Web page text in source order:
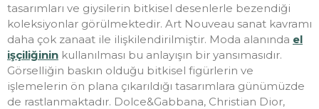
tasarımları ve giysilerin bitkisel desenlerle bezendiği
koleksiyonlar görülmektedir. Art Nouveau sanat kavramı
daha çok zanaat ile ilişkilendirilmiştir. Moda alanında el
işçiliğinin kullanılması bu anlayışın bir yansımasıdır.
Görselliğin baskın olduğu bitkisel figürlerin ve
işlemelerin ön plana çıkarıldığı tasarımlara günümüzde
de rastlanmaktadır. Dolce&Gabbana, Christian Dior,